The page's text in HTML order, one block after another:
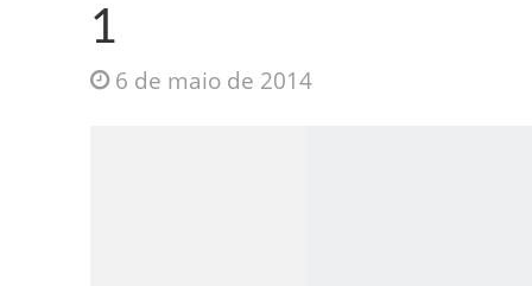
1
6 de maio de 2014